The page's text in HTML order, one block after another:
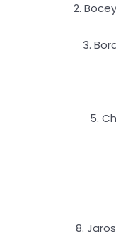
2.
3.
5.
8.